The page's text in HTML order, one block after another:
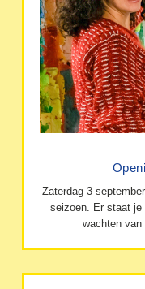
Zaterdag 3
seizoen. Er staat je
wachten van